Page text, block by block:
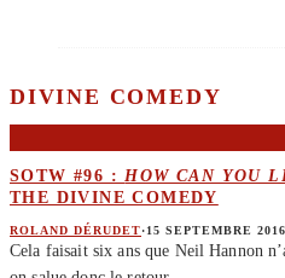
DIVINE COMEDY
SOTW #96 : HOW CAN YOU
THE DIVINE COMEDY
ROLAND DÉRUDET·15 SEPTEMBRE 2016
Cela faisait six ans que Neil Hannon